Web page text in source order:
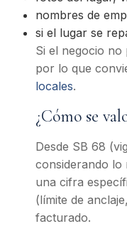
nombres de
si el lugar se
Si el negocio
por lo que
locales.
¿Cómo se
Desde SB 68
considerando lo
una cifra
(límite de
facturado.